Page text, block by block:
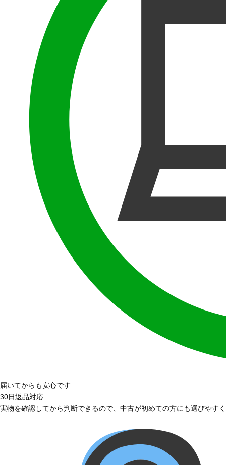
届いてからも安心です
30日返品対応
実物を確認してから判断できるので、中古が初めての方にも選びやす